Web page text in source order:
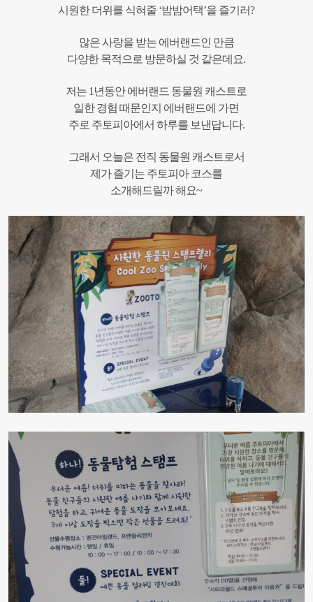
시원한 더위를 식혀줄 ‘밤밤어택’을 즐기러?
많은 사랑을 받는 에버랜드인 만큼
다양한 목적으로 방문하실 것 같은데요.
저는 1년동안 에버랜드 동물원 캐스트로
일한 경험 때문인지 에버랜드에 가면
주로 주토피아에서 하루를 보낸답니다.
그래서 오늘은 전직 동물원 캐스트로서
제가 즐기는 주토피아 코스를
소개해드릴까 해요~